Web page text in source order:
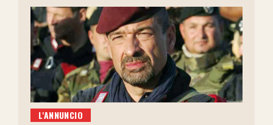
L'ANNUNCIO